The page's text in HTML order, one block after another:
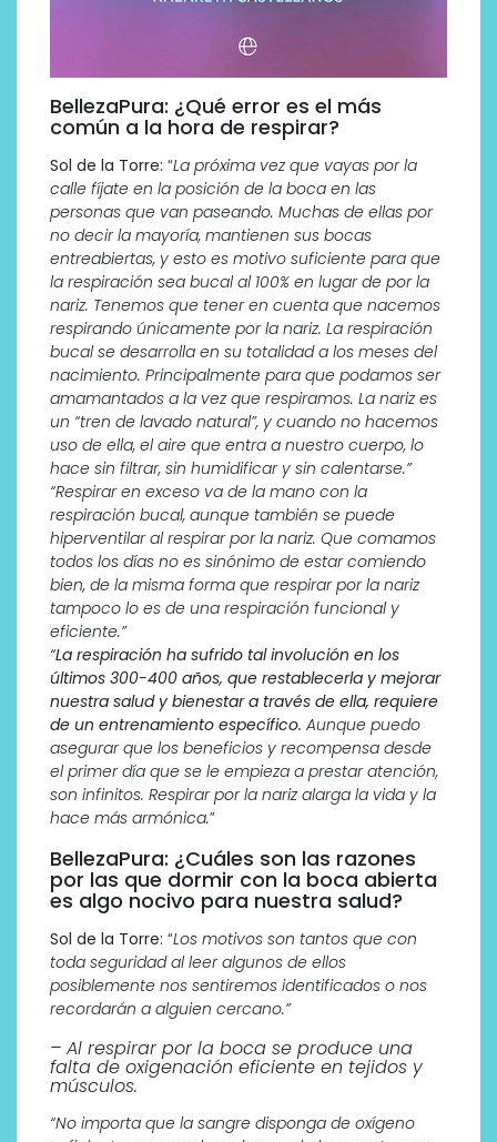
BellezaPura: ¿Qué error es el más
común a la hora de respirar?
Sol de la Torre: “La próxima vez que vayas por la
calle fíjate en la posición de la boca en las
personas que van paseando. Muchas de ellas por
no decir la mayoría, mantienen sus bocas
entreabiertas, y esto es motivo suficiente para que
la respiración sea bucal al 100% en lugar de por la
nariz. Tenemos que tener en cuenta que nacemos
respirando únicamente por la nariz. La respiración
bucal se desarrolla en su totalidad a los meses del
nacimiento. Principalmente para que podamos ser
amamantados a la vez que respiramos. La nariz es
un “tren de lavado natural”, y cuando no hacemos
uso de ella, el aire que entra a nuestro cuerpo, lo
hace sin filtrar, sin humidificar y sin calentarse.”
“Respirar en exceso va de la mano con la
respiración bucal, aunque también se puede
hiperventilar al respirar por la nariz. Que comamos
todos los días no es sinónimo de estar comiendo
bien, de la misma forma que respirar por la nariz
tampoco lo es de una respiración funcional y
eficiente.”
“La respiración ha sufrido tal involución en los
últimos 300-400 años, que restablecerla y mejorar
nuestra salud y bienestar a través de ella, requiere
de un entrenamiento específico. Aunque puedo
asegurar que los beneficios y recompensa desde
el primer día que se le empieza a prestar atención,
son infinitos. Respirar por la nariz alarga la vida y la
hace más armónica.”
BellezaPura: ¿Cuáles son las razones
por las que dormir con la boca abierta
es algo nocivo para nuestra salud?
Sol de la Torre: “Los motivos son tantos que con
toda seguridad al leer algunos de ellos
posiblemente nos sentiremos identificados o nos
recordarán a alguien cercano.”
– Al respirar por la boca se produce una
falta de oxigenación eficiente en tejidos y
músculos.
“No importa que la sangre disponga de oxígeno